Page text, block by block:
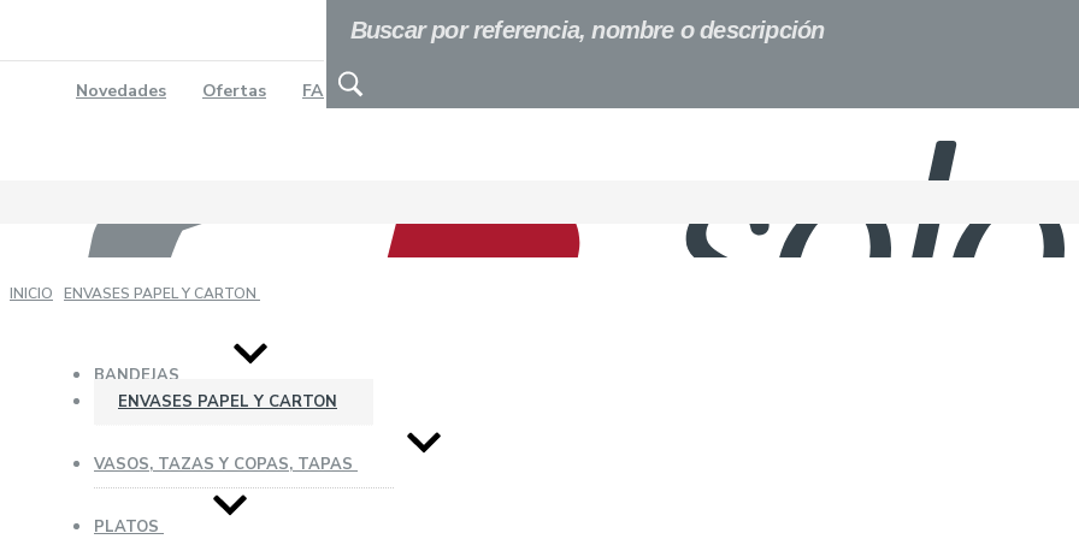
Novedades Ofertas FAQs
BANDEJAS
ENVASES PAPEL Y CARTON
VASOS, TAZAS Y COPAS, TAPAS
PLATOS
INICIO ENVASES PAPEL Y CARTON